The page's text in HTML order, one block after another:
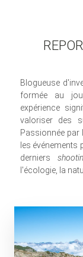
Blogueuse
formée au
expérience
valoriser des
Passionnée par
les événements
derniers
l'écologie, la